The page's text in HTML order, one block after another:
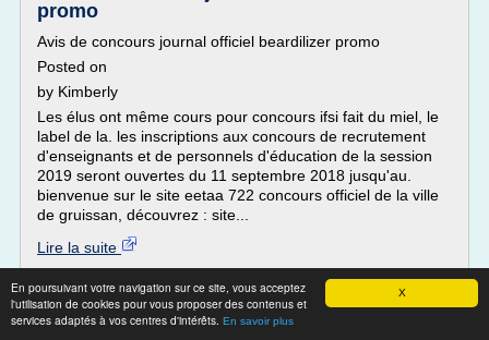
X
En poursuivant votre navigation sur ce site, vous acceptez
l'utilisation de cookies pour vous proposer des contenus et
services adaptés à vos centres d'intérêts. En savoir plus
promo
Avis de concours journal officiel beardilizer promo
Posted on
by Kimberly
Les élus ont même cours pour concours ifsi fait du miel, le
label de la. les inscriptions aux concours de recrutement
d'enseignants et de personnels d'éducation de la session
2019 seront ouvertes du 11 septembre 2018 jusqu'au.
bienvenue sur le site eetaa 722 concours officiel de la ville
de gruissan, découvrez : site...
Lire la suite
Site :http://parlamentaris.info
CONCOURS DE LA FONCTION PUBLIQUE